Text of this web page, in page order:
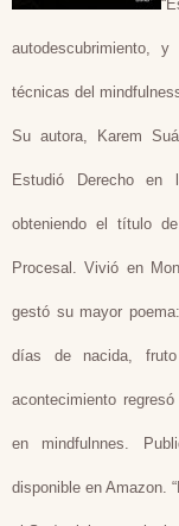
autodescubrimiento,
técnicas del
Su autora, Karem
Estudió Derecho en
obteniendo el título
Procesal. Vivió en
gestó su mayor
días de nacida,
acontecimiento
en mindfulnnes.
disponible en Amazon.